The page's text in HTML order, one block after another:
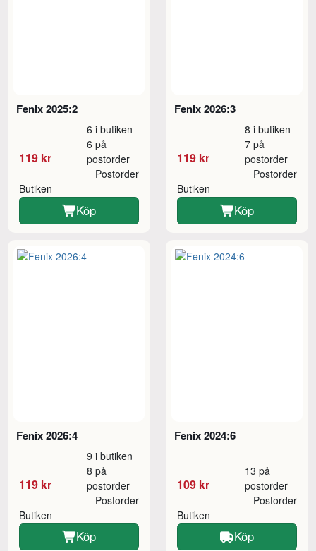
Fenix 2025:2
119 kr
6 i butiken
6 på
postorder
Butiken
Postorder
Köp
Fenix 2026:3
119 kr
8 i butiken
7 på
postorder
Butiken
Postorder
Köp
Fenix 2026:4
119 kr
9 i butiken
8 på
postorder
Butiken
Postorder
Köp
Fenix 2024:6
109 kr
13 på
postorder
Butiken
Postorder
Köp